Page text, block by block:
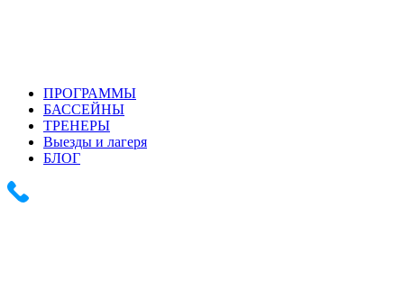
ПРОГРАММЫ
БАССЕЙНЫ
ТРЕНЕРЫ
Выезды и лагеря
БЛОГ